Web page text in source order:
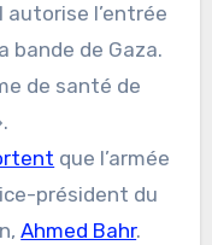
autorise l’entrée
bande de Gaza.
de santé de
que l’armée
président du
Ahmed Bahr.